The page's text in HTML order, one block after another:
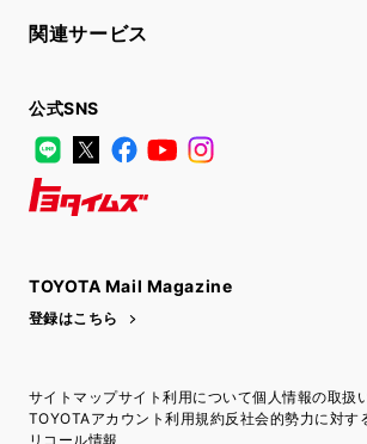
関連サービス
公式SNS
LINE
X FacebookYouTube
TOYOTA Mail Magazine
登録はこちら
サイトマップサイト利用について個人情報の取扱
TOYOTAアカウント利用規約反社会的勢力に対す
リコール情報